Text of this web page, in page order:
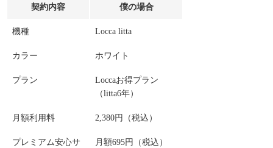
契約内容 僕の場合
機種 Locca litta
カラー ホワイト
プラン
Loccaお得プラン
（litta6年）
月額利用料 2,380円（税込）
プレミアム安心サ
月額695円（税込）